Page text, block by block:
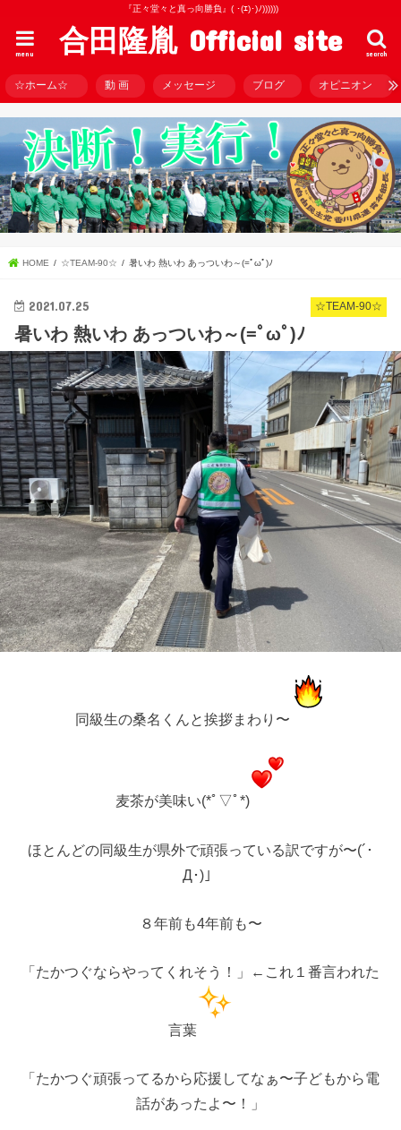
『正々堂々と真っ向勝負』( ･(ｴ)･)ﾉ))))))
合田隆胤 Official site search
menu
☆ホーム☆ 動 画 メッセージ ブログ オピニオン
HOME ☆TEAM-90☆ 暑いわ️ 熱いわ️ あっついわ～(=ﾟωﾟ)ﾉ
☆TEAM-90☆
2021.07.25
暑いわ️ 熱いわ️ あっついわ～(=ﾟωﾟ)ﾉ
同級生の桑名くんと挨拶まわり〜
麦茶が美味い(*ﾟ▽ﾟ*)
ほとんどの同級生が県外で頑張っている訳ですが〜(´･
Д･)」
８年前も4年前も〜
「たかつぐならやってくれそう！」←これ１番言われた
言葉
「たかつぐ頑張ってるから応援してなぁ〜子どもから電
話があったよ〜！」